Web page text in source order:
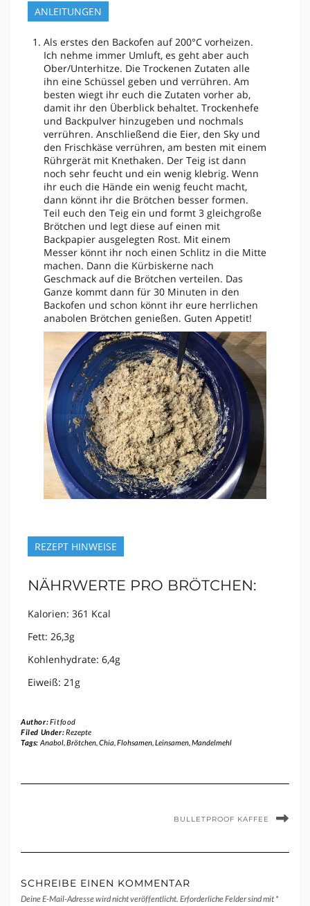
ANLEITUNGEN
Als erstes den Backofen auf 200°C vorheizen.
Ich nehme immer Umluft, es geht aber auch
Ober/Unterhitze. Die Trockenen Zutaten alle
ihn eine Schüssel geben und verrühren. Am
besten wiegt ihr euch die Zutaten vorher ab,
damit ihr den Überblick behaltet. Trockenhefe
und Backpulver hinzugeben und nochmals
verrühren. Anschließend die Eier, den Sky und
den Frischkäse verrühren, am besten mit einem
Rührgerät mit Knethaken. Der Teig ist dann
noch sehr feucht und ein wenig klebrig. Wenn
ihr euch die Hände ein wenig feucht macht,
dann könnt ihr die Brötchen besser formen.
Teil euch den Teig ein und formt 3 gleichgroße
Brötchen und legt diese auf einen mit
Backpapier ausgelegten Rost. Mit einem
Messer könnt ihr noch einen Schlitz in die Mitte
machen. Dann die Kürbiskerne nach
Geschmack auf die Brötchen verteilen. Das
Ganze kommt dann für 30 Minuten in den
Backofen und schon könnt ihr eure herrlichen
anabolen Brötchen genießen. Guten Appetit!
REZEPT HINWEISE
NÄHRWERTE PRO BRÖTCHEN:
Kalorien: 361 Kcal
Fett: 26,3g
Kohlenhydrate: 6,4g
Eiweiß: 21g
Author:Fitfood
Filed Under:Rezepte
Tags: Anabol, Brötchen, Chia, Flohsamen, Leinsamen, Mandelmehl
BULLETPROOF KAFFEE
SCHREIBE EINEN KOMMENTAR
Deine E-Mail-Adresse wird nicht veröffentlicht. Erforderliche Felder sind mit *